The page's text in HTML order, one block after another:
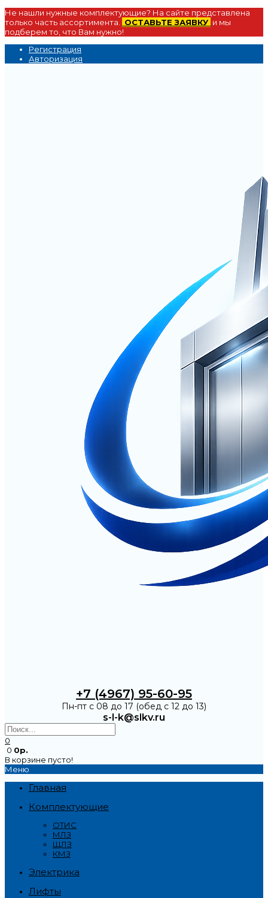
Не нашли нужные комплектующие? На сайте представлена
только часть ассортимента.
ОСТАВЬТЕ ЗАЯВКУ и мы
подберем то, что Вам нужно!
Регистрация
Авторизация
+7 (4967) 95-60-95
Пн-пт с 08 до 17 (обед с 12 до 13)
s-l-k@slkv.ru
0
0 0р.
В корзине пусто!
Меню
Главная
Комплектующие
ОТИС
МЛЗ
ЩЛЗ
КМЗ
Электрика
Лифты